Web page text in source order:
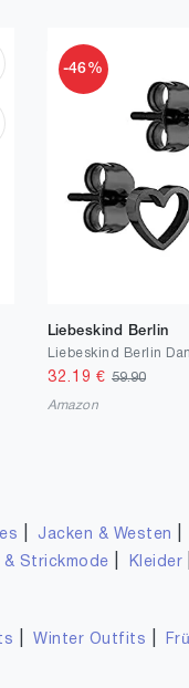
-46%
Liebeskind Berlin
32.19 € 59.90
Amazon
Jacken & Westen
& Strickmode Kleider
|Winter Outfits